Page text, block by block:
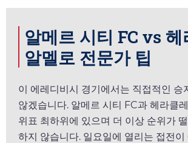
알메르 시티 FC vs
알멜로 전문가 팁
이 에레디비시 경기에서는 직접적인 승
않겠습니다. 알메르 시티 FC과 헤라클
위표 최하위에 있으며 더 이상 순위가
하지 않습니다. 일요일에 열리는 접전이